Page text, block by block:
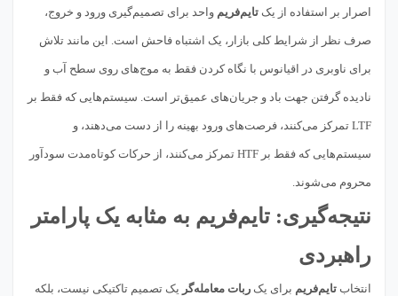
اصرار بر استفاده از یک تایم‌فریم واحد برای تصمیم‌گیری ورود و خروج،
صرف نظر از شرایط کلی بازار، یک اشتباه فاحش است. این مانند تلاش
برای ناوبری در اقیانوس با نگاه کردن فقط به موج‌های روی سطح آب و
نادیده گرفتن جهت باد و جریان‌های عمیق‌تر است. سیستم‌هایی که فقط بر
LTF تمرکز می‌کنند، فرصت‌های ورود بهینه را از دست می‌دهند، و
سیستم‌هایی که فقط بر HTF تمرکز می‌کنند، از حرکات کوتاه‌مدت سودآور
محروم می‌شوند.
نتیجه‌گیری: تایم‌فریم به مثابه یک پارامتر
راهبردی
انتخاب تایم‌فریم برای یک ربات معامله‌گر یک تصمیم تاکتیکی نیست، بلکه